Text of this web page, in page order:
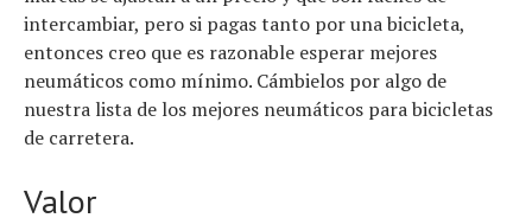
intercambiar, pero si pagas tanto por una bicicleta,
entonces creo que es razonable esperar mejores
neumáticos como mínimo. Cámbielos por algo de
nuestra lista de los mejores neumáticos para bicicletas
de carretera.
Valor